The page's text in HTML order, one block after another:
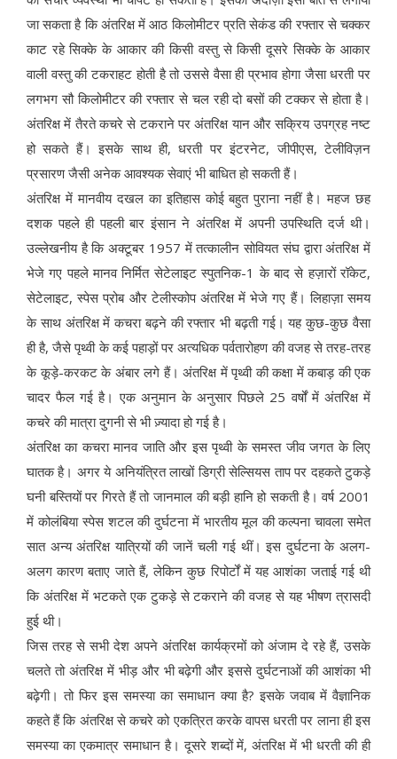
जा सकता है कि अंतरिक्ष में आठ किलोमीटर प्रति सेकंड की रफ्तार से चक्कर
काट रहे सिक्के के आकार की किसी वस्तु से किसी दूसरे सिक्के के आकार
वाली वस्तु की टकराहट होती है तो उससे वैसा ही प्रभाव होगा जैसा धरती पर
लगभग सौ किलोमीटर की रफ्तार से चल रही दो बसों की टक्कर से होता है।
अंतरिक्ष में तैरते कचरे से टकराने पर अंतरिक्ष यान और सक्रिय उपग्रह नष्ट
हो सकते हैं। इसके साथ ही, धरती पर इंटरनेट, जीपीएस, टेलीविज़न
प्रसारण जैसी अनेक आवश्यक सेवाएं भी बाधित हो सकती हैं।
अंतरिक्ष में मानवीय दखल का इतिहास कोई बहुत पुराना नहीं है। महज छह
दशक पहले ही पहली बार इंसान ने अंतरिक्ष में अपनी उपस्थिति दर्ज थी।
उल्लेखनीय है कि अक्टूबर 1957 में तत्कालीन सोवियत संघ द्वारा अंतरिक्ष में
भेजे गए पहले मानव निर्मित सेटेलाइट स्पुतनिक-1 के बाद से हज़ारों रॉकेट,
सेटेलाइट, स्पेस प्रोब और टेलीस्कोप अंतरिक्ष में भेजे गए हैं। लिहाज़ा समय
के साथ अंतरिक्ष में कचरा बढ़ने की रफ्तार भी बढ़ती गई। यह कुछ-कुछ वैसा
ही है, जैसे पृथ्वी के कई पहाड़ों पर अत्यधिक पर्वतारोहण की वजह से तरह-तरह
के कूड़े-करकट के अंबार लगे हैं। अंतरिक्ष में पृथ्वी की कक्षा में कबाड़ की एक
चादर फैल गई है। एक अनुमान के अनुसार पिछले 25 वर्षों में अंतरिक्ष में
कचरे की मात्रा दुगनी से भी ज़्यादा हो गई है।
अंतरिक्ष का कचरा मानव जाति और इस पृथ्वी के समस्त जीव जगत के लिए
घातक है। अगर ये अनियंत्रित लाखों डिग्री सेल्सियस ताप पर दहकते टुकड़े
घनी बस्तियों पर गिरते हैं तो जानमाल की बड़ी हानि हो सकती है। वर्ष 2001
में कोलंबिया स्पेस शटल की दुर्घटना में भारतीय मूल की कल्पना चावला समेत
सात अन्य अंतरिक्ष यात्रियों की जानें चली गई थीं। इस दुर्घटना के अलग-
अलग कारण बताए जाते हैं, लेकिन कुछ रिपोर्टों में यह आशंका जताई गई थी
कि अंतरिक्ष में भटकते एक टुकड़े से टकराने की वजह से यह भीषण त्रासदी
हुई थी।
जिस तरह से सभी देश अपने अंतरिक्ष कार्यक्रमों को अंजाम दे रहे हैं, उसके
चलते तो अंतरिक्ष में भीड़ और भी बढ़ेगी और इससे दुर्घटनाओं की आशंका भी
बढ़ेगी। तो फिर इस समस्या का समाधान क्या है? इसके जवाब में वैज्ञानिक
कहते हैं कि अंतरिक्ष से कचरे को एकत्रित करके वापस धरती पर लाना ही इस
समस्या का एकमात्र समाधान है। दूसरे शब्दों में, अंतरिक्ष में भी धरती की ही